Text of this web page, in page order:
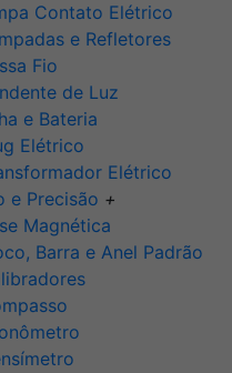
Contato Elétrico
e Refletores
Fio
de Luz
e Bateria
Elétrico
Elétrico
e Precisão +
Magnética
Barra e Anel Padrão